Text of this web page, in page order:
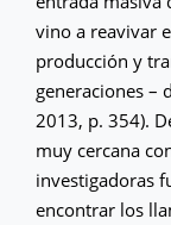
vino a reavivar
producción y
generaciones –
2013, p. 354).
muy cercana
investigadoras
encontrar los